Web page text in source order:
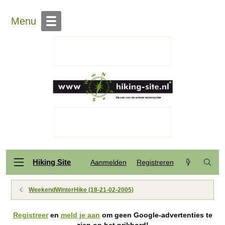
Menu
Hiking Site Aanmelden Registreren
WeekendWinterHike (18-21-02-2005)
Registreeren meld je aan om geen Google-advertenties te